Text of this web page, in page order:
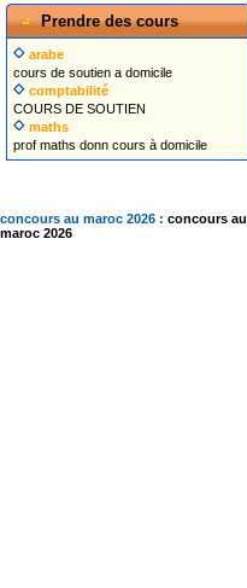
Prendre des cours
arabe
cours de soutien a domicile
comptabilité
COURS DE SOUTIEN
maths
prof maths donn cours à domicile
concours au maroc 2026 : concours au
maroc 2026